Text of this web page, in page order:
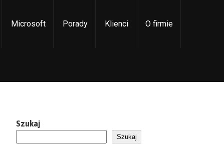
Microsoft Porady Klienci O firmie
Szukaj
Szukaj